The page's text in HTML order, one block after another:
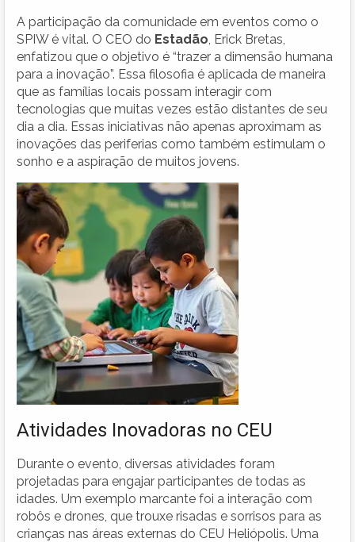
A participação da comunidade em eventos como o
SPIW é vital. O CEO do Estadão , Erick Bretas,
enfatizou que o objetivo é “trazer a dimensão humana
para a inovação”. Essa filosofia é aplicada de maneira
que as famílias locais possam interagir com
tecnologias que muitas vezes estão distantes de seu
dia a dia. Essas iniciativas não apenas aproximam as
inovações das periferias como também estimulam o
sonho e a aspiração de muitos jovens.
Atividades Inovadoras no CEU
Durante o evento, diversas atividades foram
projetadas para engajar participantes de todas as
idades. Um exemplo marcante foi a interação com
robôs e drones, que trouxe risadas e sorrisos para as
crianças nas áreas externas do CEU Heliópolis. Uma